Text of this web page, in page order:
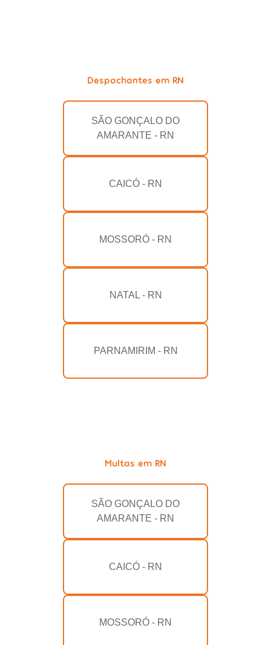
Despachantes em RN
SÃO GONÇALO DO
AMARANTE - RN
CAICÓ - RN
MOSSORÓ - RN
NATAL - RN
PARNAMIRIM - RN
Multas em RN
SÃO GONÇALO DO
AMARANTE - RN
CAICÓ - RN
MOSSORÓ - RN